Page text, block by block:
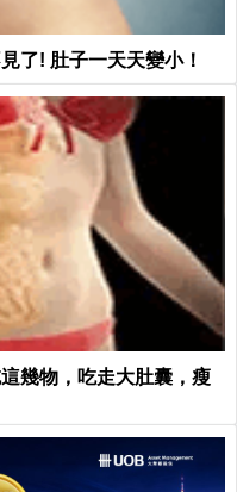
了! 肚子一天天變小！
幾物，吃走大肚囊，瘦